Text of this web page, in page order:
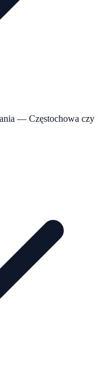
— Częstochowa czy